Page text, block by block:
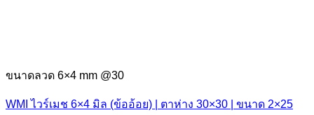
ขนาดลวด 6×4 mm @30
WMI ไวร์เมช 6×4 มิล (ข้ออ้อย) | ตาห่าง 30×30 | ขนาด 2×25